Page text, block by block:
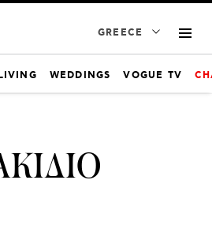
GREECE
WEDDINGS VOGUE TV